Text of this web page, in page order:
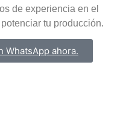
de experiencia en el
tu producción.
WhatsApp ahora.